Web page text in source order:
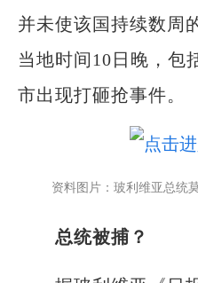
并未使该国持续数周
当地时间10日晚，包
市出现打砸抢事件。
资料图片：玻利维亚总统
总统被捕？